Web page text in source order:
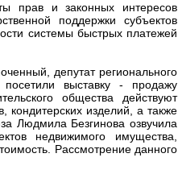
прав и законных интересов
поддержки субъектов
системы быстрых платежей
депутат регионального
выставку - продажу
общества действуют
изделий, а также
Людмила Безгинова озвучила
недвижимого имущества,
Рассмотрение данного